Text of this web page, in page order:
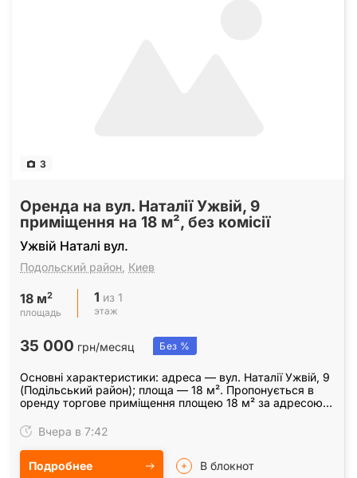
3
Оренда на вул. Наталії Ужвій, 9
приміщення на 18 м², без комісії
Ужвій Наталі вул.
Подольский район Киев
18 м2
площадь
1 из 1
этаж
35 000 грн/месяц Без %
Основні характеристики: адреса — вул. Наталії Ужвій, 9
(Подільський район); площа — 18 м². Пропонується в
оренду торгове приміщення площею 18 м² за адресою
Вчера в 7:42
Подробнее В блокнот